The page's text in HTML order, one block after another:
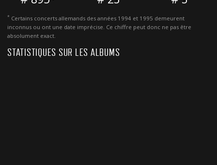
* Certains concerts allemands des années 1994 et 1995 demeurent
inconnus ou ont une date imprécise. Ce chiffre peut donc ne pas être
absolument exact.
STATISTIQUES SUR LES ALBUMS